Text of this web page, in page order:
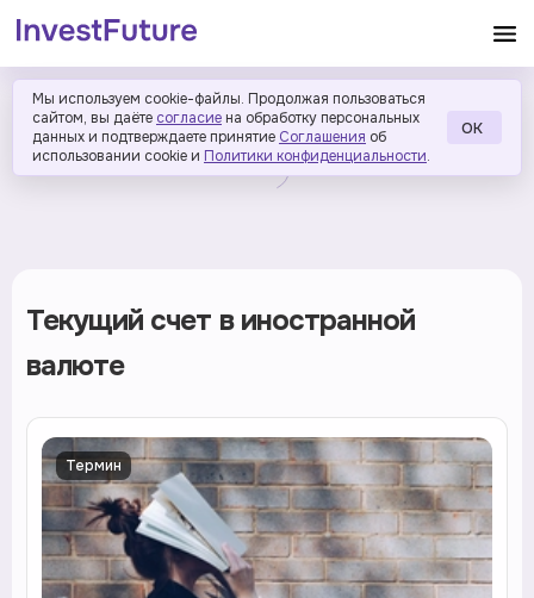
Мы используем cookie-файлы. Продолжая пользоваться
сайтом, вы даёте согласие на обработку персональных
данных и подтверждаете принятие Соглашения об
использовании cookie и Политики конфиденциальности.
ОК
Текущий счет в иностранной
валюте
Термин